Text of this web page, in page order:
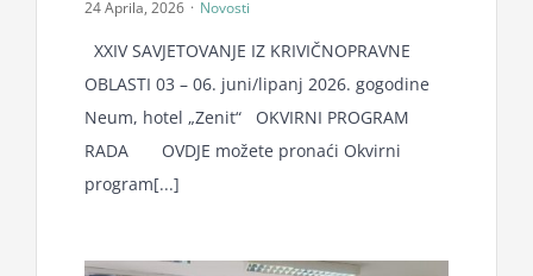
24 Aprila, 2026 · Novosti
XXIV SAVJETOVANJE IZ KRIVIČNOPRAVNE
OBLASTI 03 – 06. juni/lipanj 2026. gogodine
Neum, hotel „Zenit“ OKVIRNI PROGRAM
RADA OVDJE možete pronaći Okvirni
program[...]